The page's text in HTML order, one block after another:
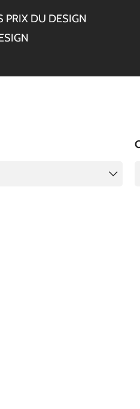
PRIX DU DESIGN